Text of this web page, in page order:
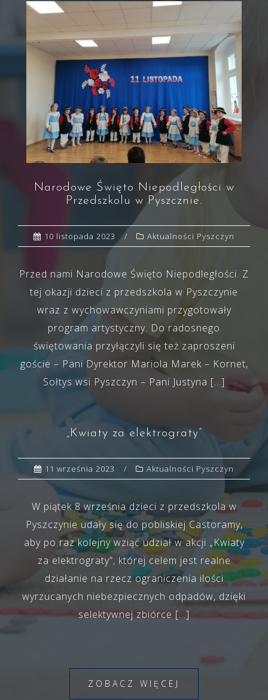
Narodowe Święto Niepodległości w
Przedszkolu w Pyszcznie.
10 listopada 2023 Aktualności Pyszczyn
Przed nami Narodowe Święto Niepodległości. Z
tej okazji dzieci z przedszkola w Pyszczynie
wraz z wychowawczyniami przygotowały
program artystyczny. Do radosnego
świętowania przyłączyli się też zaproszeni
goście – Pani Dyrektor Mariola Marek – Kornet,
Sołtys wsi Pyszczyn – Pani Justyna […]
„Kwiaty za elektrograty”
11 września 2023 Aktualności Pyszczyn
W piątek 8 września dzieci z przedszkola w
Pyszczynie udały się do pobliskiej Castoramy,
aby po raz kolejny wziąć udział w akcji „Kwiaty
za elektrograty”, której celem jest realne
działanie na rzecz ograniczenia ilości
wyrzucanych niebezpiecznych odpadów, dzięki
selektywnej zbiórce […]
ZOBACZ WIĘCEJ